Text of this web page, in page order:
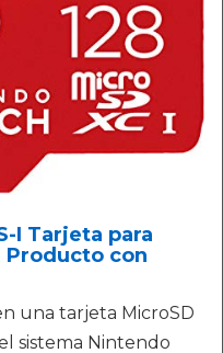
I Tarjeta para
Producto con
una tarjeta MicroSD
sistema Nintendo